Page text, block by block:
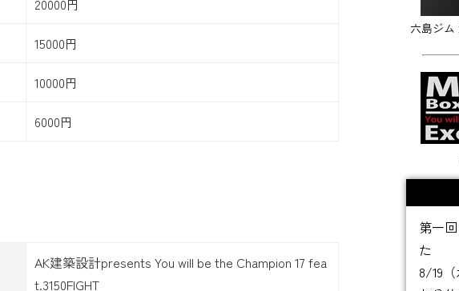
20000円
15000円
10000円
6000円
AK建築設計presents You will be the Champion 17 fea
t.3150FIGHT
六島ジ
第一
た
8/19